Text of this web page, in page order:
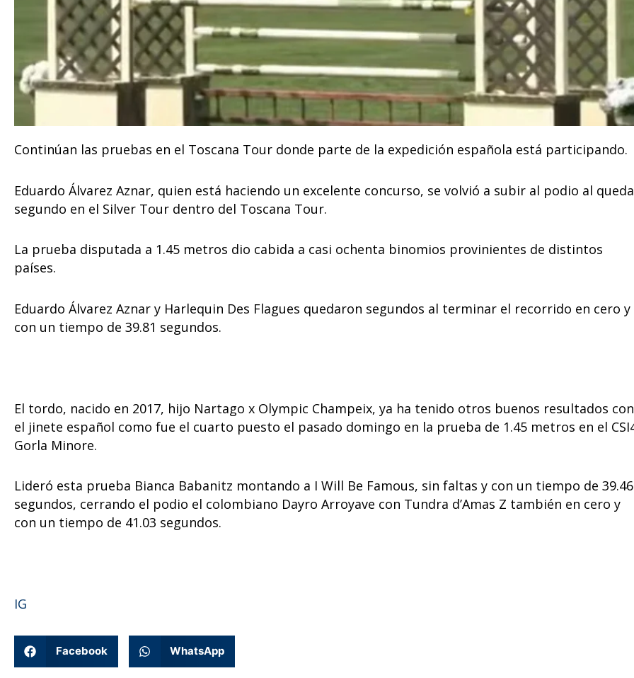
Continúan las pruebas en el Toscana Tour donde parte de la expedición española está participando.
Eduardo Álvarez Aznar, quien está haciendo un excelente concurso, se volvió a subir al podio al
segundo en el Silver Tour dentro del Toscana Tour.
La prueba disputada a 1.45 metros dio cabida a casi ochenta binomios provinientes de distintos
países.
Eduardo Álvarez Aznar y Harlequin Des Flagues quedaron segundos al terminar el recorrido en cero y
con un tiempo de 39.81 segundos.
El tordo, nacido en 2017, hijo Nartago x Olympic Champeix, ya ha tenido otros buenos resultados con
el jinete español como fue el cuarto puesto el pasado domingo en la prueba de 1.45 metros en el
Gorla Minore.
Lideró esta prueba Bianca Babanitz montando a I Will Be Famous, sin faltas y con un tiempo de 39.46
segundos, cerrando el podio el colombiano Dayro Arroyave con Tundra d’Amas Z también en cero y
con un tiempo de 41.03 segundos.
IG
Facebook WhatsApp